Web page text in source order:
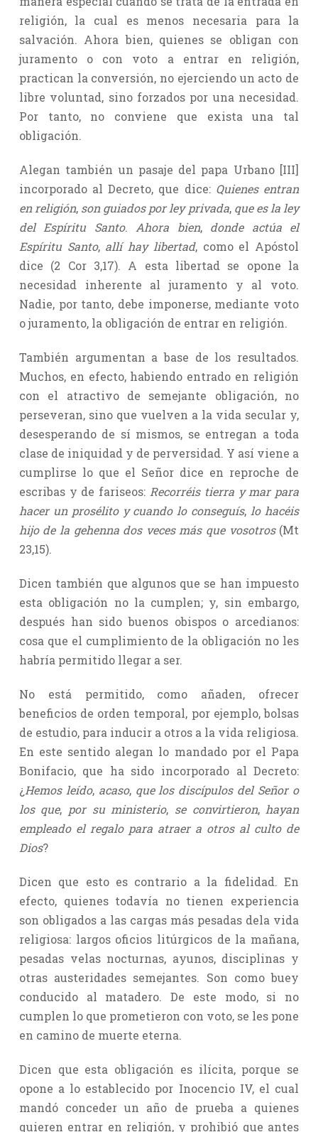
religión, la cual es menos necesaria para la
salvación. Ahora bien, quienes se obligan con
juramento o con voto a entrar en religión,
practican la conversión, no ejerciendo un acto de
libre voluntad, sino forzados por una necesidad.
Por tanto, no conviene que exista una tal
obligación.
Alegan también un pasaje del papa Urbano [III]
incorporado al Decreto, que dice: Quienes entran
en religión, son guiados por ley privada,que es la ley
del Espíritu Santo. Ahora bien,donde actúa el
Espíritu Santo,allí hay libertad, como el Apóstol
dice (2 Cor 3,17). A esta libertad se opone la
necesidad inherente al juramento y al voto.
Nadie, por tanto, debe imponerse, mediante voto
o juramento, la obligación de entrar en religión.
También argumentan a base de los resultados.
Muchos, en efecto, habiendo entrado en religión
con el atractivo de semejante obligación, no
perseveran, sino que vuelven a la vida secular y,
desesperando de sí mismos, se entregan a toda
clase de iniquidad y de perversidad. Y así viene a
cumplirse lo que el Señor dice en reproche de
escribas y de fariseos: Recorréis tierra y mar para
hacer un prosélito y cuando lo conseguís, lo hacéis
hijo de la gehenna dos veces más que vosotros (Mt
23,15).
Dicen también que algunos que se han impuesto
esta obligación no la cumplen; y, sin embargo,
después han sido buenos obispos o arcedianos:
cosa que el cumplimiento de la obligación no les
habría permitido llegar a ser.
No está permitido, como añaden, ofrecer
beneficios de orden temporal, por ejemplo, bolsas
de estudio, para inducir a otros a la vida religiosa.
En este sentido alegan lo mandado por el Papa
Bonifacio, que ha sido incorporado al Decreto:
¿ Hemos leído,acaso,que los discípulos del Señor o
los que, por su ministerio, se convirtieron,hayan
empleado el regalo para atraer a otros al culto de
Dios?
Dicen que esto es contrario a la fidelidad. En
efecto, quienes todavía no tienen experiencia
son obligados a las cargas más pesadas dela vida
religiosa: largos oficios litúrgicos de la mañana,
pesadas velas nocturnas, ayunos, disciplinas y
otras austeridades semejantes. Son como buey
conducido al matadero. De este modo, si no
cumplen lo que prometieron con voto, se les pone
en camino de muerte eterna.
Dicen que esta obligación es ilícita, porque se
opone a lo establecido por Inocencio IV, el cual
mandó conceder un año de prueba a quienes
quieren entrar en religión, y prohibió que antes